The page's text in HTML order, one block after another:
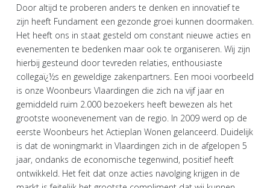
Door altijd te proberen anders te denken en innovatief te
zijn heeft Fundament een gezonde groei kunnen doormaken.
Het heeft ons in staat gesteld om constant nieuwe acties en
evenementen te bedenken maar ook te organiseren. Wij zijn
hierbij gesteund door tevreden relaties, enthousiaste
collegaï¿½s en geweldige zakenpartners. Een mooi voorbeeld
is onze Woonbeurs Vlaardingen die zich na vijf jaar en
gemiddeld ruim 2.000 bezoekers heeft bewezen als het
grootste woonevenement van de regio. In 2009 werd op de
eerste Woonbeurs het Actieplan Wonen gelanceerd. Duidelijk
is dat de woningmarkt in Vlaardingen zich in de afgelopen 5
jaar, ondanks de economische tegenwind, positief heeft
ontwikkeld. Het feit dat onze acties navolging krijgen in de